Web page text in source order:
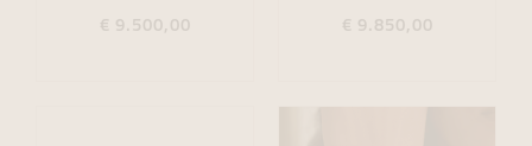
€ 9.500,00 € 9.850,00